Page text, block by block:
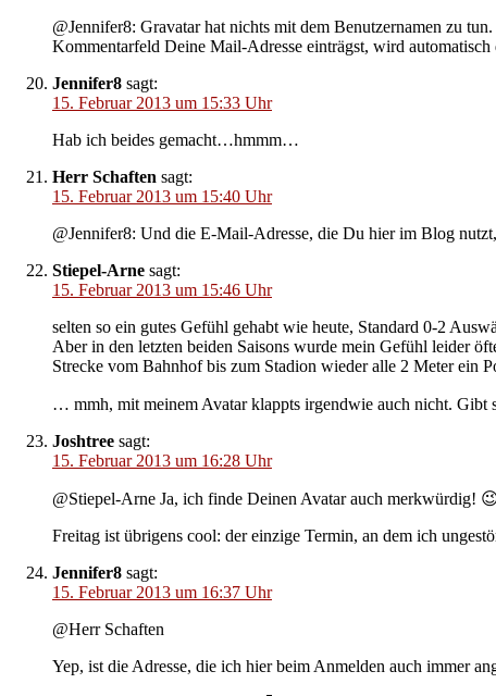
@Jennifer8: Gravatar hat nichts mit dem Benutzernamen zu
Kommentarfeld Deine Mail-Adresse einträgst, wird automatisch
Jennifer8 sagt:
15. Februar 2013 um 15:33 Uhr
Hab ich beides gemacht…hmmm…
Herr Schaften sagt:
15. Februar 2013 um 15:40 Uhr
@Jennifer8: Und die E-Mail-Adresse, die Du hier im Blog
Stiepel-Arne sagt:
15. Februar 2013 um 15:46 Uhr
selten so ein gutes Gefühl gehabt wie heute, Standard 0-2
Aber in den letzten beiden Saisons wurde mein Gefühl leider
Strecke vom Bahnhof bis zum Stadion wieder alle 2 Meter ein
… mmh, mit meinem Avatar klappts irgendwie auch nicht. Gibt
Joshtree sagt:
15. Februar 2013 um 16:28 Uhr
@Stiepel-Arne Ja, ich finde Deinen Avatar auch merkwürdig!
Freitag ist übrigens cool: der einzige Termin, an dem ich
Jennifer8 sagt:
15. Februar 2013 um 16:37 Uhr
@Herr Schaften
Yep, ist die Adresse, die ich hier beim Anmelden auch immer